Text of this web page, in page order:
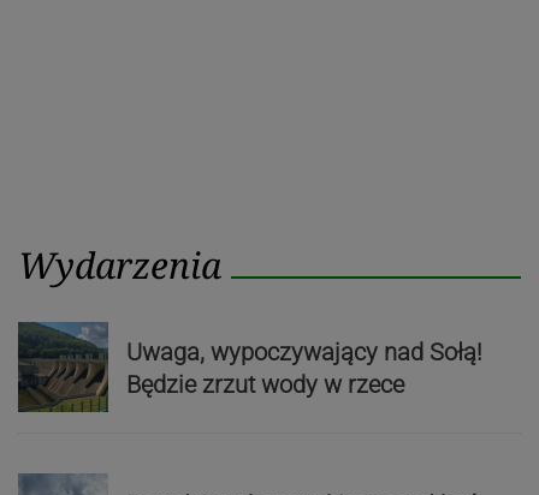
Wydarzenia
Uwaga, wypoczywający nad Sołą!
Będzie zrzut wody w rzece